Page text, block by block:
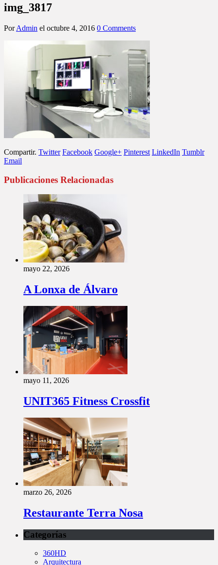
img_3817
PorAdmin el octubre 4, 2016 0 Comments
Compartir. Twitter Facebook Google+ Pinterest LinkedIn Tumblr
Email
Publicaciones Relacionadas
mayo 22, 2026
A Lonxa de Álvaro
mayo 11, 2026
UNIT365 Fitness Crossfit
marzo 26, 2026
Restaurante Terra Nosa
Categorías
360HD
Arquitectura